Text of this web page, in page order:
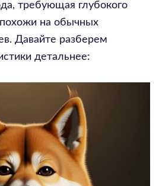
требующая глубокого
на обычных
Давайте разберем
детальнее: